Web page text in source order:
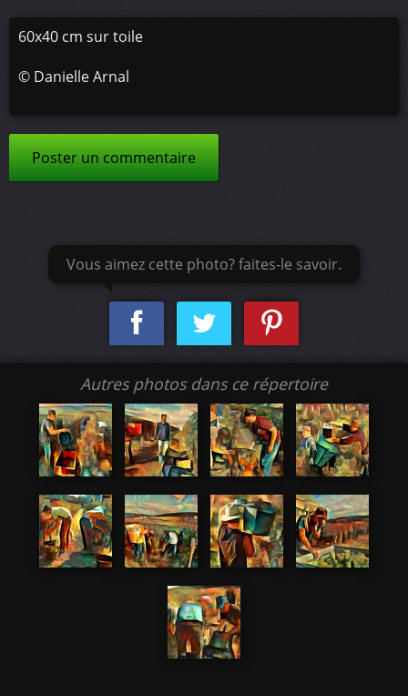
60x40 cm sur toile
© Danielle Arnal
Poster un commentaire
Vous aimez cette photo? faites-le savoir.
Autres photos dans ce répertoire